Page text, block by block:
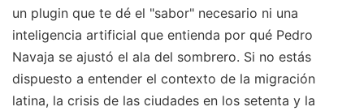
un plugin que te dé el "sabor" necesario ni una
inteligencia artificial que entienda por qué Pedro
Navaja se ajustó el ala del sombrero. Si no estás
dispuesto a entender el contexto de la migración
latina, la crisis de las ciudades en los setenta y la